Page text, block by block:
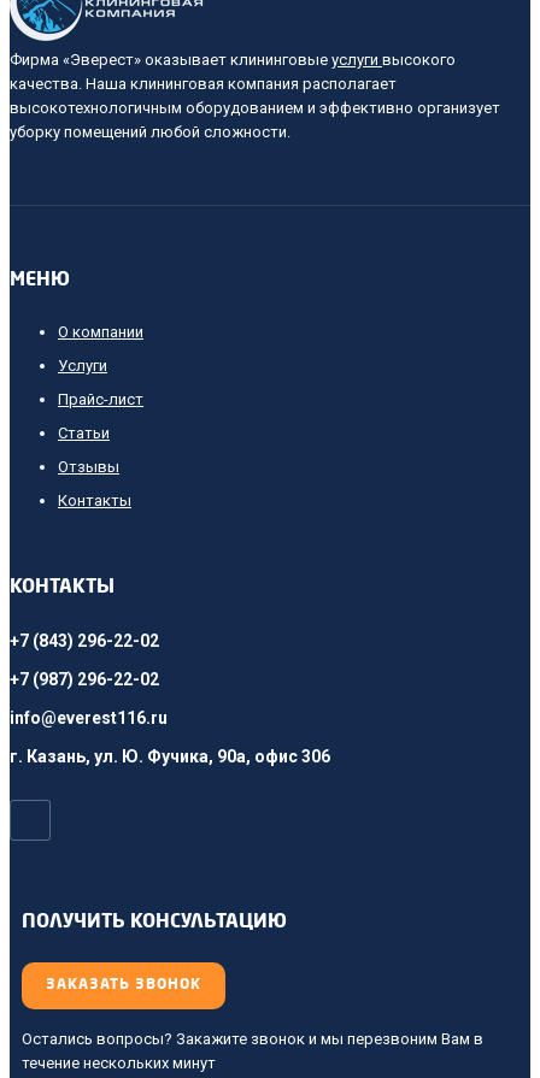
Фирма «Эверест» оказывает клининговые услуги высокого
качества. Наша клининговая компания располагает
высокотехнологичным оборудованием и эффективно организует
уборку помещений любой сложности.
МЕНЮ
О компании
Услуги
Прайс-лист
Cтатьи
Отзывы
Контакты
КОНТАКТЫ
+7 (843) 296-22-02
+7 (987) 296-22-02
info@everest116.ru
г. Казань, ул. Ю. Фучика, 90а, офис 306
ПОЛУЧИТЬ КОНСУЛЬТАЦИЮ
ЗАКАЗАТЬ ЗВОНОК
Остались вопросы? Закажите звонок и мы перезвоним Вам в
течение нескольких минут